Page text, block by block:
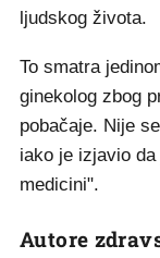
ljudskog života.
To smatra
ginekolog zbog
pobačaje. Nije
iako je izjavio
medicini".
Autore